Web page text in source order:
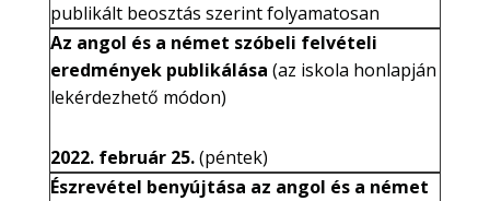
publikált beosztás szerint folyamatosan
Az angol és a német szóbeli felvételi
eredmények publikálása (az iskola honlapján
lekérdezhető módon)
2022. február 25.(péntek)
Észrevétel benyújtása az angol és a német